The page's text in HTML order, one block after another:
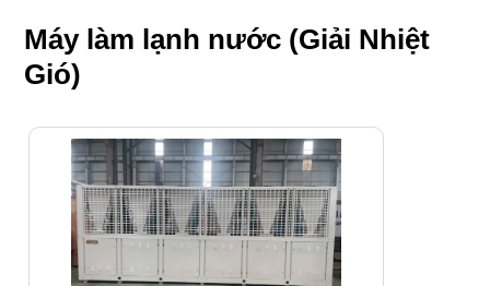
Máy làm lạnh nước (Giải Nhiệt
Gió)